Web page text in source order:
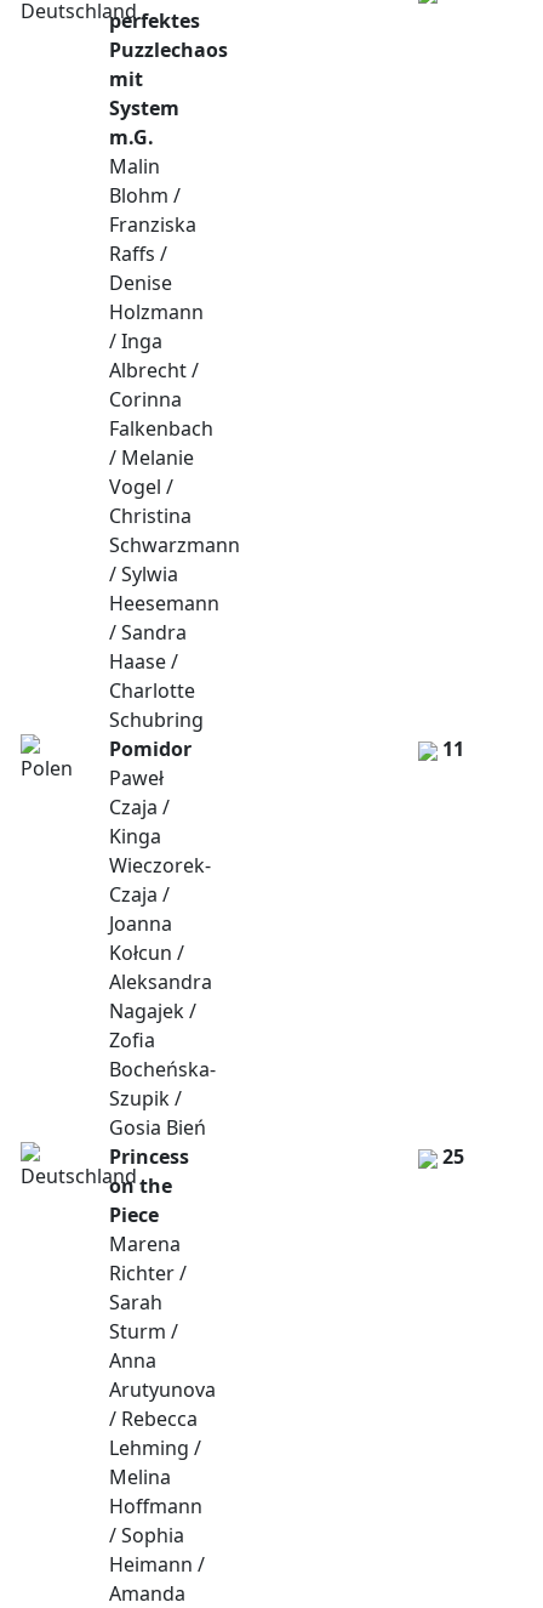
perfektes
Puzzlechaos
mit
System
m.G.
Malin
Blohm /
Franziska
Raffs /
Denise
Holzmann
/ Inga
Albrecht /
Corinna
Falkenbach
/ Melanie
Vogel /
Christina
Schwarzmann
/ Sylwia
Heesemann
/ Sandra
Haase /
Charlotte
Schubring
Pomidor
Paweł
Czaja /
Kinga
Wieczorek-
Czaja /
Joanna
Kołcun /
Aleksandra
Nagajek /
Zofia
Bocheńska-
Szupik /
Gosia Bień
11
Princess
on the
Piece
Marena
Richter /
Sarah
Sturm /
Anna
Arutyunova
/ Rebecca
Lehming /
Melina
Hoffmann
/ Sophia
Heimann /
Amanda
25